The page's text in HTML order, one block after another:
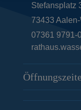
Stefansplatz
73433
07361 9791-